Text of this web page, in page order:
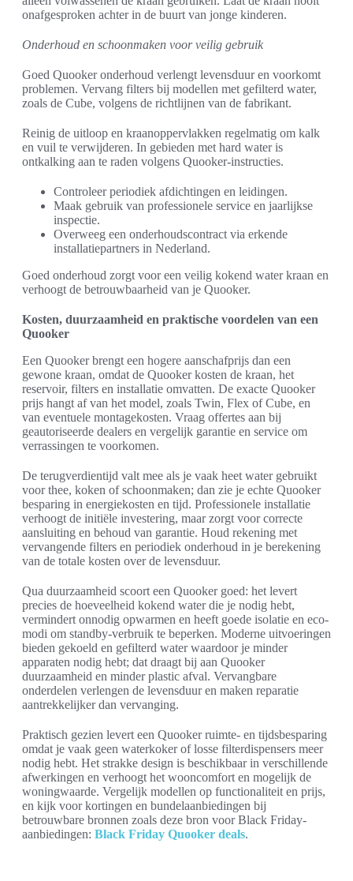
onafgesproken achter in de buurt van jonge kinderen.
Onderhoud en schoonmaken voor veilig gebruik
Goed Quooker onderhoud verlengt levensduur en voorkomt
problemen. Vervang filters bij modellen met gefilterd water,
zoals de Cube, volgens de richtlijnen van de fabrikant.
Reinig de uitloop en kraanoppervlakken regelmatig om kalk
en vuil te verwijderen. In gebieden met hard water is
ontkalking aan te raden volgens Quooker-instructies.
Controleer periodiek afdichtingen en leidingen.
Maak gebruik van professionele service en jaarlijkse
inspectie.
Overweeg een onderhoudscontract via erkende
installatiepartners in Nederland.
Goed onderhoud zorgt voor een veilig kokend water kraan en
verhoogt de betrouwbaarheid van je Quooker.
Kosten, duurzaamheid en praktische voordelen van een
Quooker
Een Quooker brengt een hogere aanschafprijs dan een
gewone kraan, omdat de Quooker kosten de kraan, het
reservoir, filters en installatie omvatten. De exacte Quooker
prijs hangt af van het model, zoals Twin, Flex of Cube, en
van eventuele montagekosten. Vraag offertes aan bij
geautoriseerde dealers en vergelijk garantie en service om
verrassingen te voorkomen.
De terugverdientijd valt mee als je vaak heet water gebruikt
voor thee, koken of schoonmaken; dan zie je echte Quooker
besparing in energiekosten en tijd. Professionele installatie
verhoogt de initiële investering, maar zorgt voor correcte
aansluiting en behoud van garantie. Houd rekening met
vervangende filters en periodiek onderhoud in je berekening
van de totale kosten over de levensduur.
Qua duurzaamheid scoort een Quooker goed: het levert
precies de hoeveelheid kokend water die je nodig hebt,
vermindert onnodig opwarmen en heeft goede isolatie en eco-
modi om standby-verbruik te beperken. Moderne uitvoeringen
bieden gekoeld en gefilterd water waardoor je minder
apparaten nodig hebt; dat draagt bij aan Quooker
duurzaamheid en minder plastic afval. Vervangbare
onderdelen verlengen de levensduur en maken reparatie
aantrekkelijker dan vervanging.
Praktisch gezien levert een Quooker ruimte- en tijdsbesparing
omdat je vaak geen waterkoker of losse filterdispensers meer
nodig hebt. Het strakke design is beschikbaar in verschillende
afwerkingen en verhoogt het wooncomfort en mogelijk de
woningwaarde. Vergelijk modellen op functionaliteit en prijs,
en kijk voor kortingen en bundelaanbiedingen bij
betrouwbare bronnen zoals deze bron voor Black Friday-
aanbiedingen: Black Friday Quooker deals.